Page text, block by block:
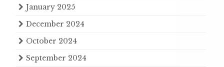
January 2025
December 2024
October 2024
September 2024